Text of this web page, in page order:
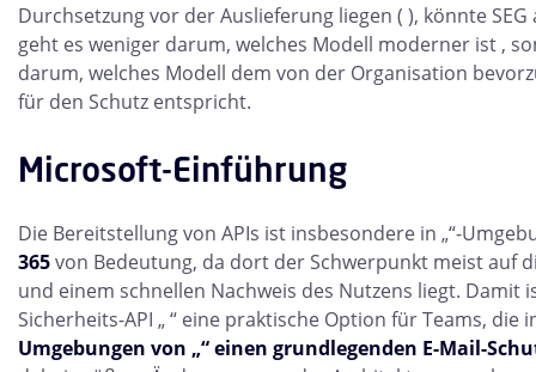
Durchsetzung vor der Auslieferung liegen ( ), könnte
geht es weniger darum, welches Modell moderner ist ,
darum, welches Modell dem von der Organisation
für den Schutz entspricht.
Microsoft-Einführung
Die Bereitstellung von APIs ist insbesondere in „“-
365von Bedeutung, da dort der Schwerpunkt meist auf
und einem schnellen Nachweis des Nutzens liegt. Damit
Sicherheits-API „ “ eine praktische Option für Teams, die
Umgebungen von „“ einen grundlegenden E-Mail-